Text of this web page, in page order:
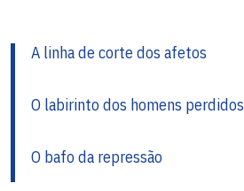
A linha de corte dos afetos
O labirinto dos homens perdidos
O bafo da repressão